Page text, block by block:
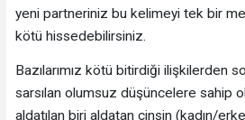
yeni partneriniz bu kelimeyi tek bir
kötü hissedebilirsiniz.
Bazılarımız kötü bitirdiği ilişkilerden
sarsılan olumsuz düşüncelere sahip
aldatılan biri aldatan cinsin (kadın/